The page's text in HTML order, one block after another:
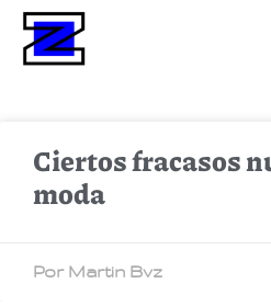
Ciertos fracasos
moda
Por Martin Bvz